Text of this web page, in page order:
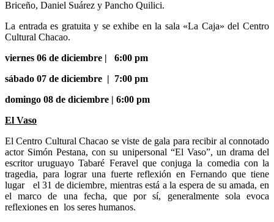
Briceño, Daniel Suárez y Pancho Quilici.
La entrada es gratuita y se exhibe en la sala «La Caja» del Centro
Cultural Chacao.
viernes 06 de diciembre |
6:00 pm
sábado 07 de diciembre | 7:00 pm
domingo 08 de diciembre | 6:00 pm
El Vaso
El Centro Cultural Chacao se viste de gala para recibir al connotado
actor Simón Pestana, con su unipersonal “El Vaso”, un drama del
escritor uruguayo Tabaré Feravel que conjuga la comedia con la
tragedia, para lograr una fuerte reflexión en Fernando que tiene
lugar el 31 de diciembre, mientras está a la espera de su amada, en
el marco de una fecha, que por sí, generalmente sola evoca
reflexiones en los seres humanos.